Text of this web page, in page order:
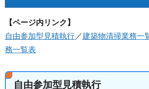
【ページ内リンク】
自由参加型見積執行 ／建築物清掃業務一
務一覧表
自由参加型見積執行